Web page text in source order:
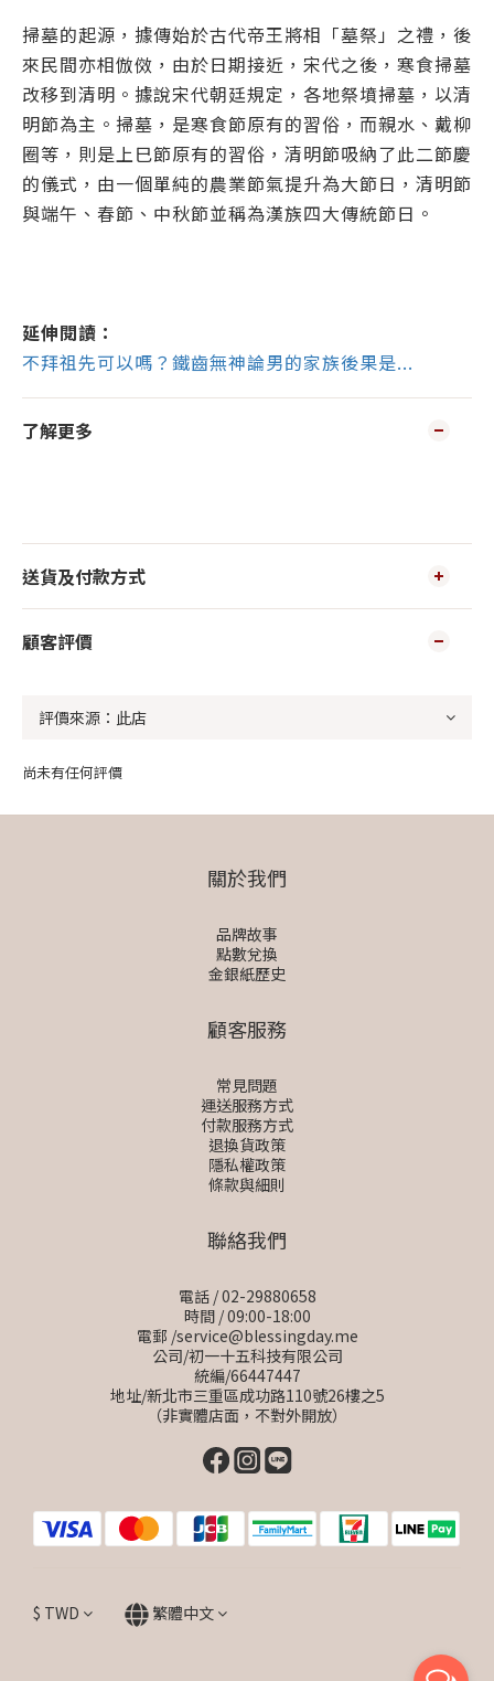
掃墓的起源，據傳始於古代帝王將相「墓祭」之禮，後
來民間亦相倣傚，由於日期接近，宋代之後，寒食掃墓
改移到清明。據說宋代朝廷規定，各地祭墳掃墓，以清
明節為主。掃墓，是寒食節原有的習俗，而親水、戴柳
圈等，則是上巳節原有的習俗，清明節吸納了此二節慶
的儀式，由一個單純的農業節氣提升為大節日，清明節
與端午、春節、中秋節並稱為漢族四大傳統節日。
延伸閱讀：
不拜祖先可以嗎？鐵齒無神論男的家族後果是...
了解更多
送貨及付款方式
顧客評價
尚未有任何評價
關於我們
品牌故事
點數兌換
金銀紙歷史
顧客服務
常見問題
運送服務方式
付款服務方式
退換貨政策
隱私權政策
條款與細則
聯絡我們
電話 / 02-29880658
時間 / 09:00-18:00
電郵 /service@blessingday.me
公司/初一十五科技有限公司
統編/66447447
地址/新北市三重區成功路110號26樓之5
（非實體店面，不對外開放）
$ TWD 繁體中文